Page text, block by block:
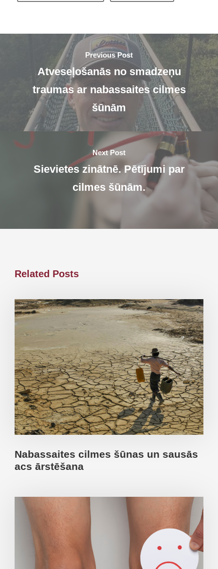
Previous Post
Atveseļošanās no smadzeņu
traumas ar nabassaites cilmes
šūnām
Next Post
Sievietes zinātnē. Pētījumi par
cilmes šūnām.
Related Posts
Nabassaites cilmes šūnas un sausās
acs ārstēšana